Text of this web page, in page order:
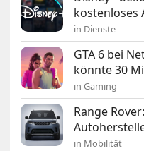
kostenloses
in Dienste
GTA 6 bei
könnte 30
in Gaming
Range
in Mobilität